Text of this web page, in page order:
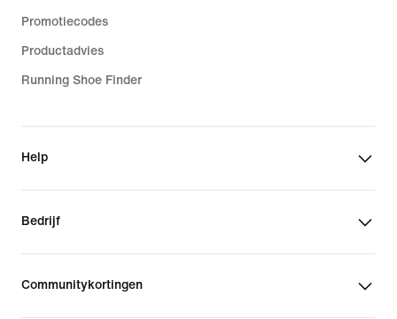
Promotiecodes
Productadvies
Running Shoe Finder
Help
Bedrijf
Communitykortingen